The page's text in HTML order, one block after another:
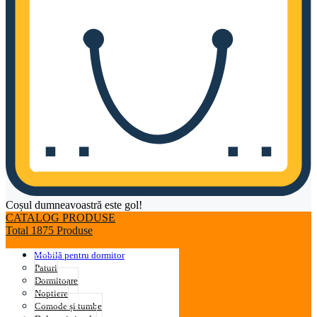
Coșul dumneavoastră este gol!
CATALOG PRODUSE
Total 1875 Produse
Mobilă pentru dormitor
Paturi
Dormitoare
Noptiere
Comode și tumbe